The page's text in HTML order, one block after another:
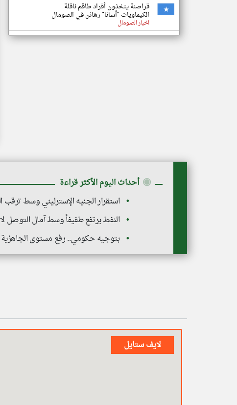
قراصنة يتخذون أفراد طاقم ناقلة
الكيماويات "أسانا" رهائن في الصومال
اخبار الصومال
◉ أحداث اليوم الأكثر قراءة
استقرار الجنيه الإسترليني وسط
النفط يرتفع طفيفاً وسط آمال التوصل
بتوجيه حكومي.. رفع مستوى الجاهزية
لايف ستايل